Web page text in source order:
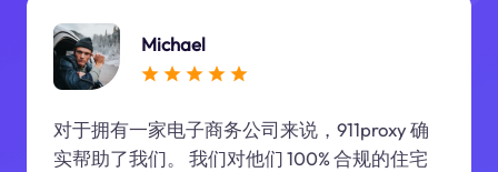
Michael
对于拥有一家电子商务公司来说，911proxy 确
实帮助了我们。 我们对他们 100% 合规的住宅